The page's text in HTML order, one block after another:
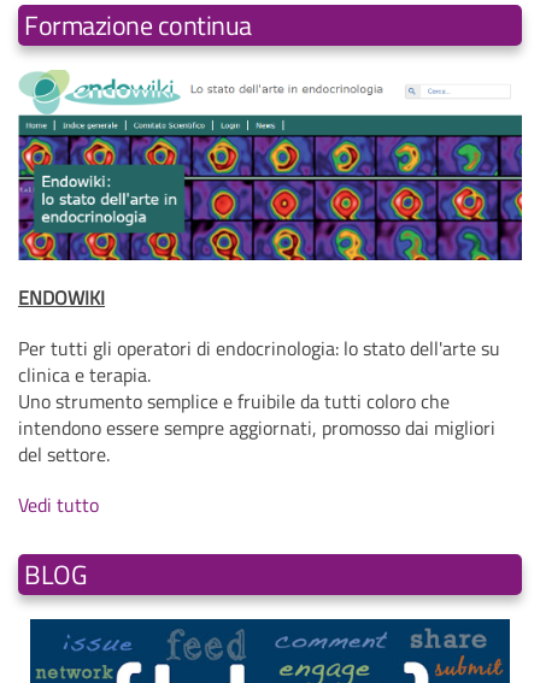
Formazione continua
ENDOWIKI
Per tutti gli operatori di endocrinologia: lo stato dell'arte su
clinica e terapia.
Uno strumento semplice e fruibile da tutti coloro che
intendono essere sempre aggiornati, promosso dai migliori
del settore.
Vedi tutto
BLOG